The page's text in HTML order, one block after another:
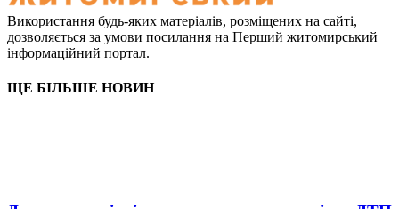
Використання будь-яких матеріалів, розміщених на сайті,
дозволяється за умови посилання на Перший житомирський
інформаційний портал.
ЩЕ БІЛЬШЕ НОВИН